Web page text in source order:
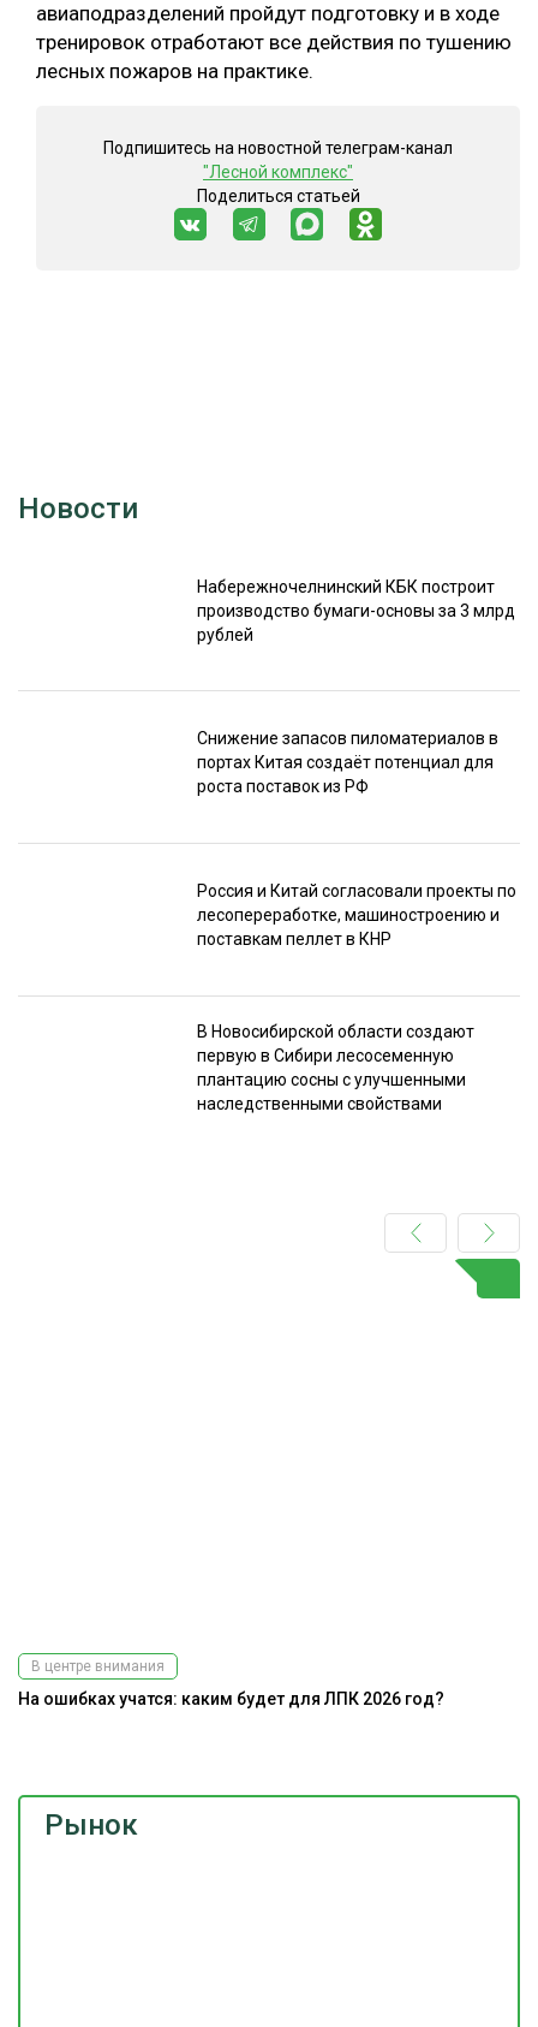
авиаподразделений пройдут подготовку и в ходе
тренировок отработают все действия по тушению
лесных пожаров на практике.
Подпишитесь на новостной телеграм-канал
"Лесной комплекс"
Поделиться статьей
Новости
Набережночелнинский КБК построит
производство бумаги-основы за 3 млрд
рублей
Снижение запасов пиломатериалов в
портах Китая создаёт потенциал для
роста поставок из РФ
Россия и Китай согласовали проекты по
лесопереработке, машиностроению и
поставкам пеллет в КНР
В Новосибирской области создают
первую в Сибири лесосеменную
плантацию сосны с улучшенными
наследственными свойствами
Рынок
В центре внимания
На ошибках учатся: каким будет для ЛПК 2026 год?